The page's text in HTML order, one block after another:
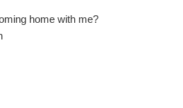
home with me?